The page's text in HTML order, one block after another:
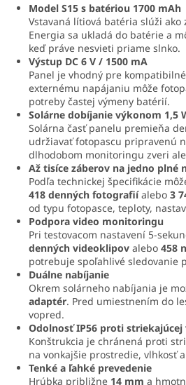
Model S15 s batériou 1700 mAh
Vstavaná lítiová batéria slúži
Energia sa ukladá do batérie a
keď práve nesvieti priame slnko.
Výstup DC 6 V / 1500 mA
Panel je vhodný pre
externému napájaniu môže
potreby častej výmeny batérií.
Solárne dobíjanie výkonom 1,5
Solárna časť panelu premieňa
udržiavať fotopascu pripravenú
dlhodobom monitoringu zveri
Až tisíce záberov na jedno plné
Podľa technickej špecifikácie
418 denných fotografiíalebo 3
od typu fotopasce, teploty,
Podpora video monitoringu
Pri testovacom nastavení 5-
denných videoklipov alebo 458
potrebuje spoľahlivé sledovanie
Duálne nabíjanie
Okrem solárneho nabíjania je
adaptér. Pred umiestnením do
vopred.
Odolnosť IP56 proti striekajúcej
Konštrukcia je chránená proti
na vonkajšie prostredie, vlhkosť
Tenké a ľahké prevedenie
Hrúbka približne 14 mm a